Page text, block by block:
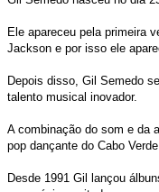
Ele apareceu pela primeira
Jackson e por isso ele
Depois disso, Gil Semedo
talento musical inovador.
A combinação do som e da
pop dançante do Cabo Verde.
Desde 1991 Gil lançou